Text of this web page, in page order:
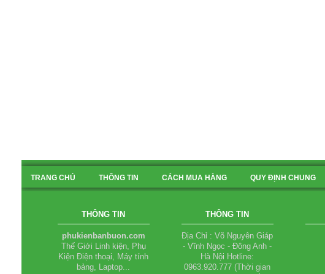
TRANG CHỦ THÔNG TIN CÁCH MUA HÀNG QUY ĐỊNH CHUNG
THÔNG TIN
phukienbanbuon.com
Thế Giới Linh kiện, Phụ
Kiện Điện thoại, Máy tính
bảng, Laptop...
THÔNG TIN
Địa Chỉ : Võ Nguyên Giáp
- Vĩnh Ngọc - Đông Anh -
Hà Nội Hotline:
0963.920.777 (Thời gian